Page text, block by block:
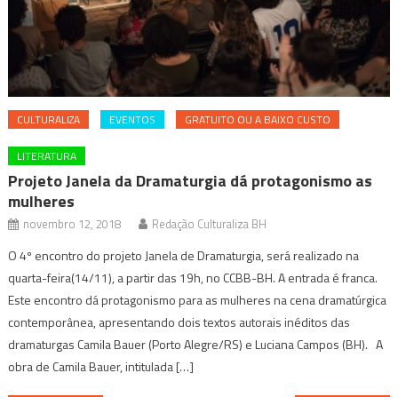
CULTURALIZA EVENTOS GRATUITO OU A BAIXO CUSTO
LITERATURA
Projeto Janela da Dramaturgia dá protagonismo as
mulheres
novembro 12, 2018 Redação Culturaliza BH
O 4º encontro do projeto Janela de Dramaturgia, será realizado na
quarta-feira(14/11), a partir das 19h, no CCBB-BH. A entrada é franca.
Este encontro dá protagonismo para as mulheres na cena dramatúrgica
contemporânea, apresentando dois textos autorais inéditos das
dramaturgas Camila Bauer (Porto Alegre/RS) e Luciana Campos (BH). A
obra de Camila Bauer, intitulada […]